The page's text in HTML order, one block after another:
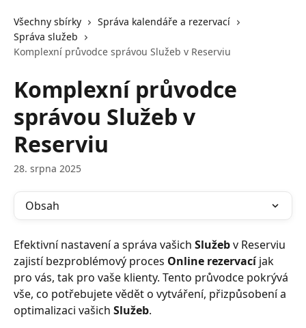
Všechny sbírky
Správa kalendáře a rezervací
Správa služeb
Komplexní průvodce správou Služeb v Reserviu
Komplexní průvodce
správou Služeb v
Reserviu
28. srpna 2025
Obsah
Efektivní nastavení a správa vašich Služeb v Reserviu
zajistí bezproblémový proces Online rezervací jak
pro vás, tak pro vaše klienty. Tento průvodce pokrývá
vše, co potřebujete vědět o vytváření, přizpůsobení a
optimalizaci vašich Služeb.